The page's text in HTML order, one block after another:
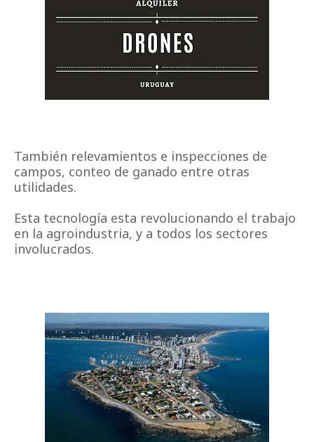
También relevamientos e inspecciones de
campos, conteo de ganado entre otras
utilidades.
Esta tecnología esta revolucionando el trabajo
en la agroindustria, y a todos los sectores
involucrados.